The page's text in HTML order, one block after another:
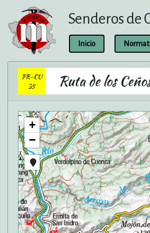
Senderos de
Inicio
PR-CU
35
Ruta de los
+
−